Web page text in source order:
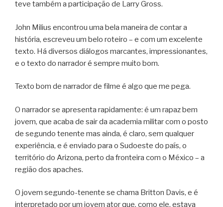
teve também a participação de Larry Gross.
John Milius encontrou uma bela maneira de contar a
história, escreveu um belo roteiro – e com um excelente
texto. Há diversos diálogos marcantes, impressionantes,
e o texto do narrador é sempre muito bom.
Texto bom de narrador de filme é algo que me pega.
O narrador se apresenta rapidamente: é um rapaz bem
jovem, que acaba de sair da academia militar com o posto
de segundo tenente mas ainda, é claro, sem qualquer
experiência, e é enviado para o Sudoeste do país, o
território do Arizona, perto da fronteira com o México – a
região dos apaches.
O jovem segundo-tenente se chama Britton Davis, e é
interpretado por um jovem ator que, como ele, estava